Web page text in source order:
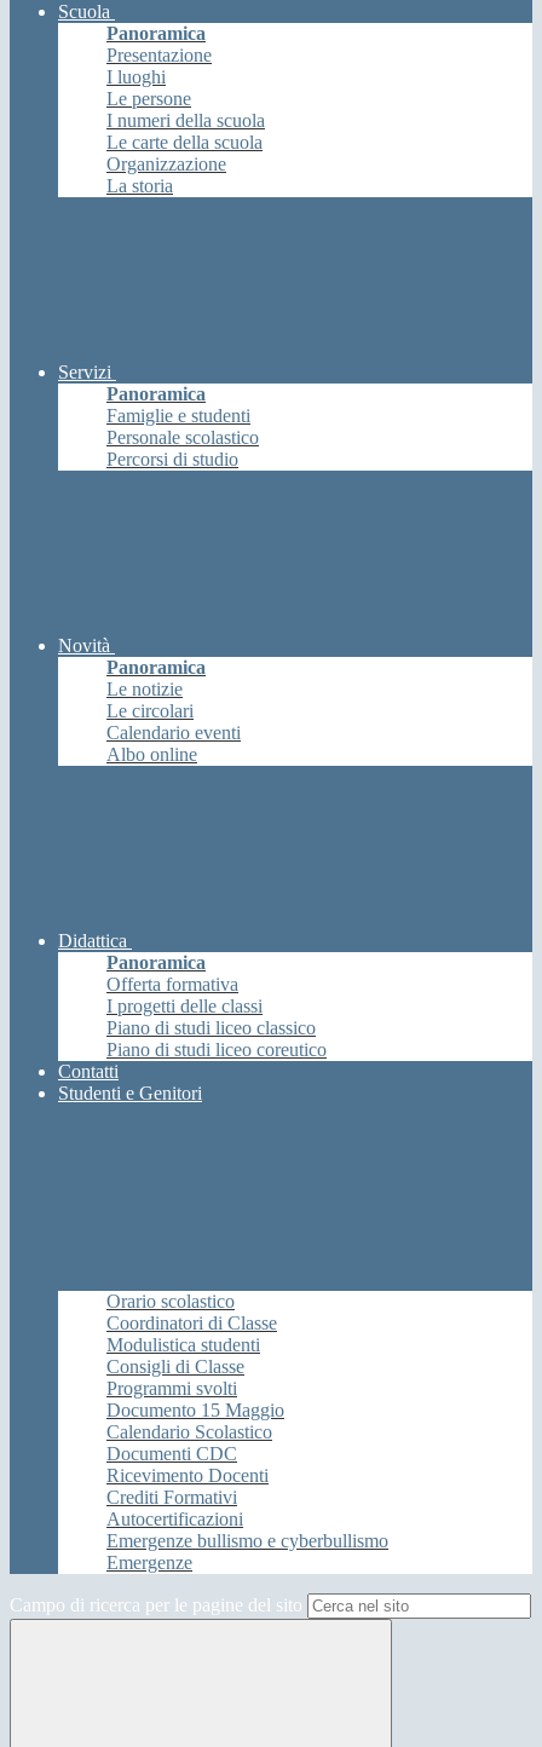
Scuola
Panoramica
Presentazione
I luoghi
Le persone
I numeri della scuola
Le carte della scuola
Organizzazione
La storia
Servizi
Panoramica
Famiglie e studenti
Personale scolastico
Percorsi di studio
Novità
Panoramica
Le notizie
Le circolari
Calendario eventi
Albo online
Didattica
Panoramica
Offerta formativa
I progetti delle classi
Piano di studi liceo classico
Piano di studi liceo coreutico
Contatti
Studenti e Genitori
Orario scolastico
Coordinatori di Classe
Modulistica studenti
Consigli di Classe
Programmi svolti
Documento 15 Maggio
Calendario Scolastico
Documenti CDC
Ricevimento Docenti
Crediti Formativi
Autocertificazioni
Emergenze bullismo e cyberbullismo
Emergenze
Campo di ricerca per le pagine del sito